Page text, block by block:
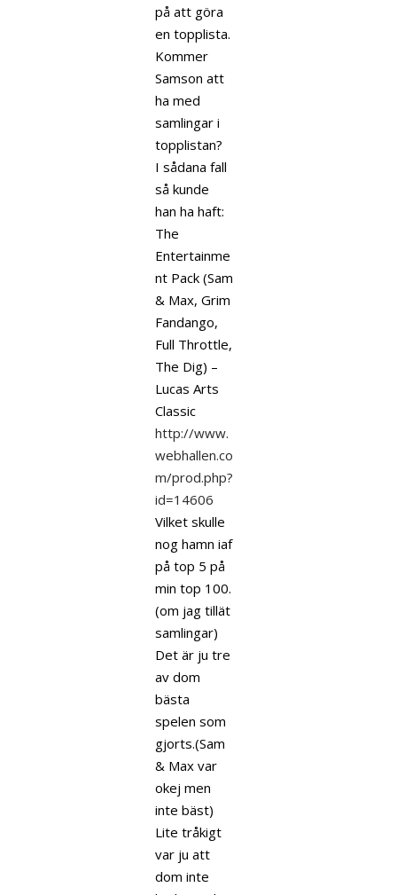
på att göra
en topplista.
Kommer
Samson att
ha med
samlingar i
topplistan?
I sådana fall
så kunde
han ha haft:
The
Entertainme
nt Pack (Sam
& Max, Grim
Fandango,
Full Throttle,
The Dig) –
Lucas Arts
Classic
http://www.
webhallen.co
m/prod.php?
id=14606
Vilket skulle
nog hamn iaf
på top 5 på
min top 100.
(om jag tillät
samlingar)
Det är ju tre
av dom
bästa
spelen som
gjorts.(Sam
& Max var
okej men
inte bäst)
Lite tråkigt
var ju att
dom inte